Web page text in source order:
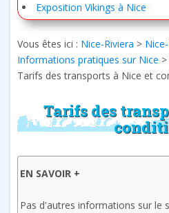
Exposition Vikings à Nice
Vous êtes ici : Nice-Riviera >
Informations pratiques sur Nice >
Tarifs des transports à Nice et
Tarifs des
EN SAVOIR +
Pas d'autres informations sur le